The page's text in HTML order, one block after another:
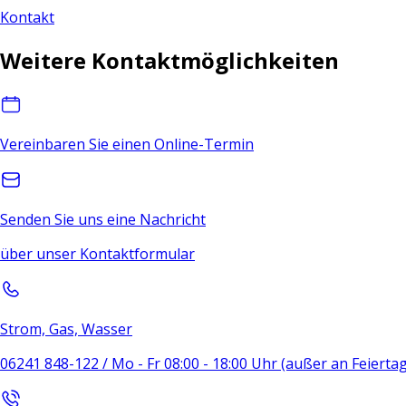
Kontakt
Weitere Kontaktmöglichkeiten
Vereinbaren Sie einen Online-Termin
Senden Sie uns eine Nachricht
über unser Kontaktformular
Strom, Gas, Wasser
06241 848-122 / Mo - Fr 08:00 - 18:00 Uhr (außer an